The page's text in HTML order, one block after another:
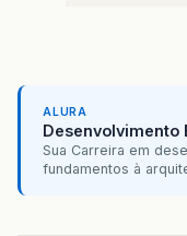
ALURA
Desenvolvimento
Sua Carreira em
fundamentos à